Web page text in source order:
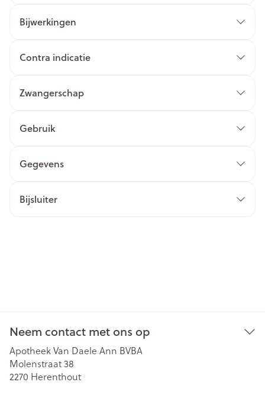
Bijwerkingen
Contra indicatie
Zwangerschap
Gebruik
Gegevens
Bijsluiter
Neem contact met ons op
Apotheek Van Daele Ann BVBA
Molenstraat 38
2270 Herenthout